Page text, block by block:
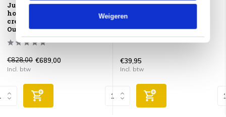
Weigeren
June lounge tuintafel
hoogglans keramiek
creme 80xH35 cm 4 Seasons
Outdoor
€828,00 €689,00
Incl. btw
Teak Shield 4-Seasons
Outdoor
€39,95
Incl. btw